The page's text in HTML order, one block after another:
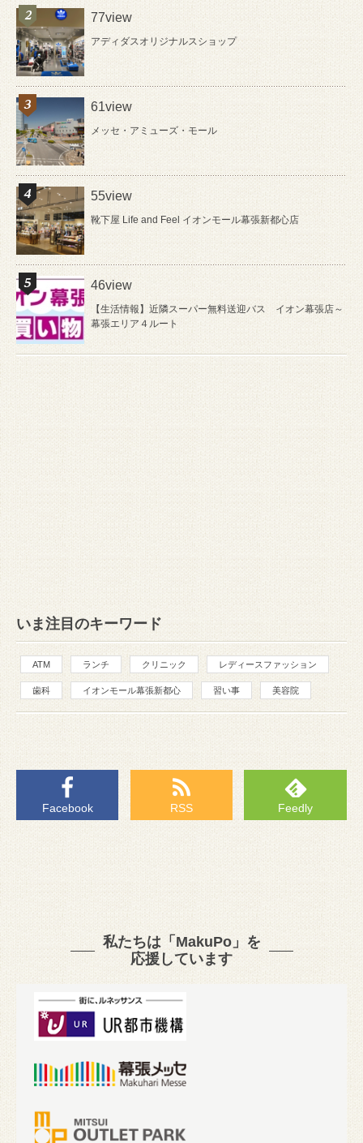
77view
アディダスオリジナルスショップ
61view
メッセ・アミューズ・モール
55view
靴下屋 Life and Feel イオンモール幕張新都心店
46view
【生活情報】近隣スーパー無料送迎バス イオン幕張店～
幕張エリア４ルート
いま注目のキーワード
ATM ランチ クリニック レディースファッション
歯科 イオンモール幕張新都心 習い事 美容院
Facebook RSS Feedly
私たちは「MakuPo」を
応援しています